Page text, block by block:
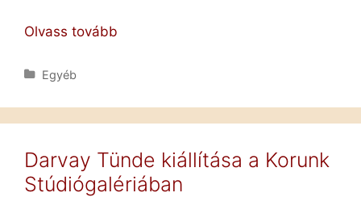
Olvass tovább
Kategória
Egyéb
Darvay Tünde kiállítása a Korunk
Stúdiógalériában